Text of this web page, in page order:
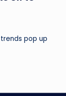
pop up